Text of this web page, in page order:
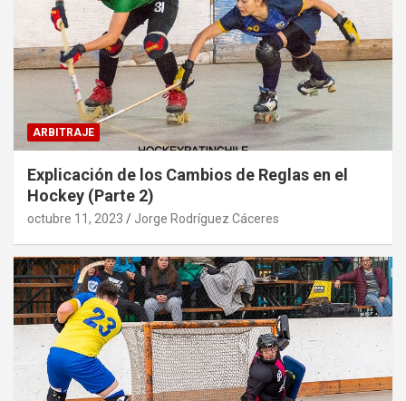
ARBITRAJE
Explicación de los Cambios de Reglas en el
Hockey (Parte 2)
octubre 11, 2023 Jorge Rodríguez Cáceres